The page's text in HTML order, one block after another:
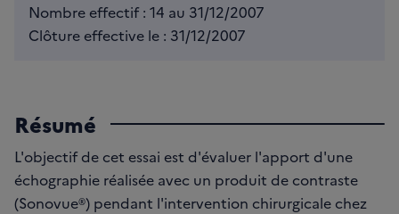
Nombre effectif : 14 au 31/12/2007
Clôture effective le : 31/12/2007
Résumé
L'objectif de cet essai est d'évaluer l'apport d'une
échographie réalisée avec un produit de contraste
(Sonovue®) pendant l'intervention chirurgicale chez